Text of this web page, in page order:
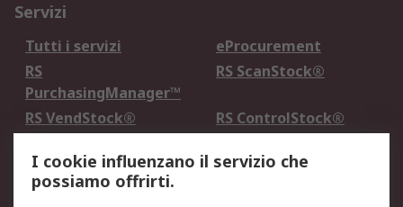
Servizi
Tutti i servizi
eProcurement
RS
PurchasingManager™
RS ScanStock®
RS VendStock®
RS ControlStock®
Legale
I cookie influenzano il servizio che
possiamo offrirti.